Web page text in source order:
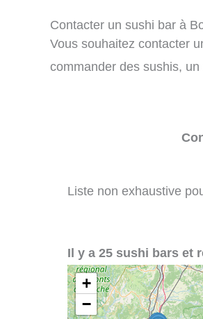
Contacter un sushi bar à
Vous souhaitez contacter
commander des sushis,
Liste non exhaustive
Il y a 25 sushi bars et
+
−